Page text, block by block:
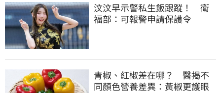
汶汶早示警私生飯跟蹤！ 衛
福部：可報警申請保護令
青椒、紅椒差在哪？ 醫揭不
同顏色營養差異：黃椒更護眼